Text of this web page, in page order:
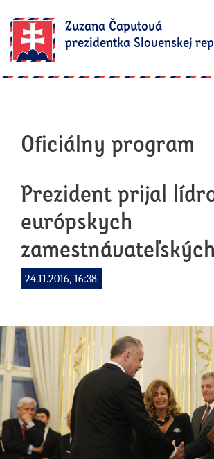
Zuzana Čaputová
prezidentka Slovenskej
Oficiálny program
Prezident prijal
európskych
24.11.2016, 16:38